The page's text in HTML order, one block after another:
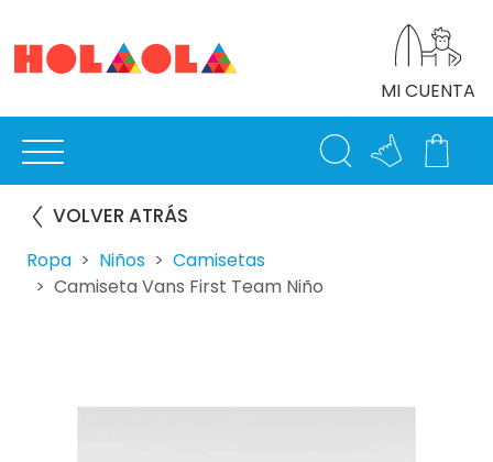
MI CUENTA
VOLVER ATRÁS
Ropa Niños
Camisetas
Camiseta Vans First Team Niño